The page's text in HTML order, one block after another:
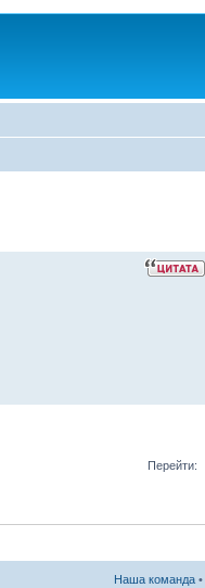
Перейти:
Наша команда •